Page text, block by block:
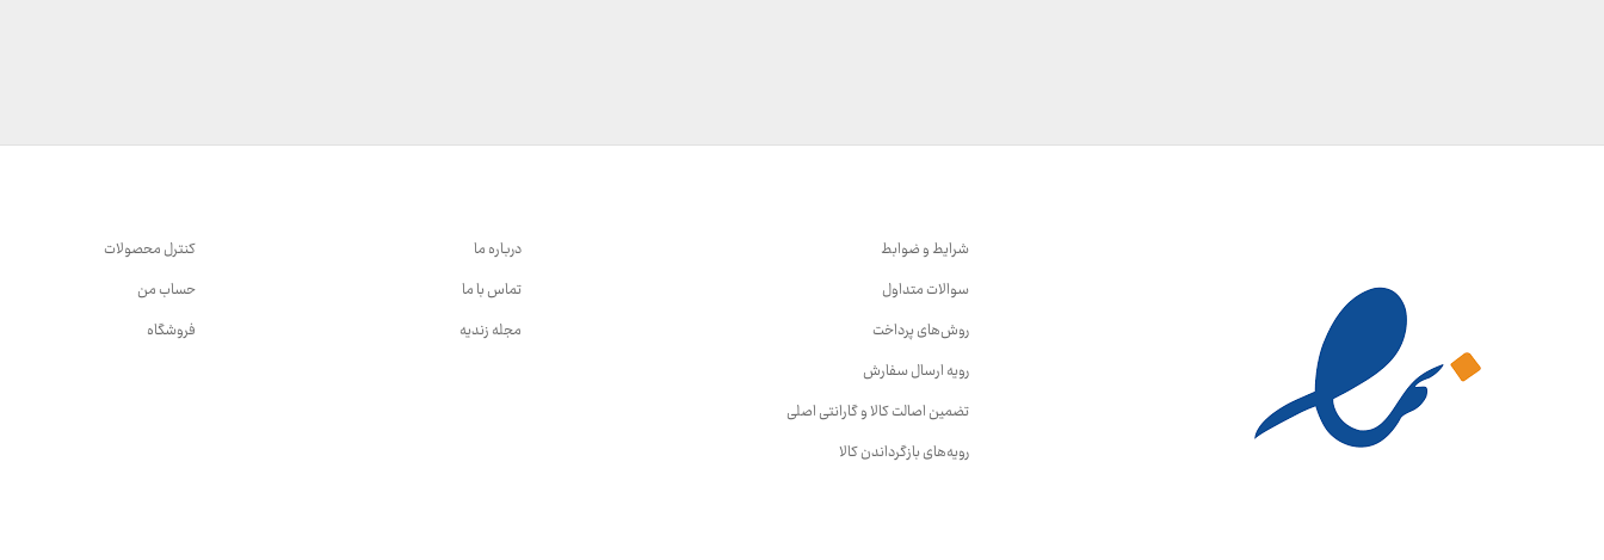
شرایط و ضوابط
سوالات متداول
روش‌های پرداخت
رویه ارسال سفارش
تضمین اصالت کالا و گارانتی اصلی
رویه‌های بازگرداندن کالا
درباره ما
تماس با ما
مجله زندیه
کنترل محصولات
حساب من
فروشگاه